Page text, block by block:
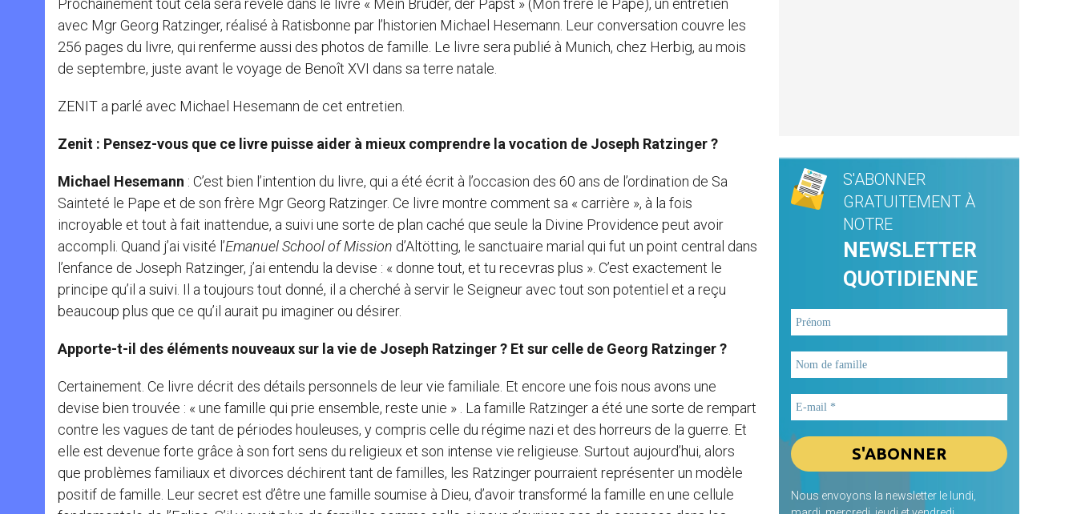
Prochainement tout cela sera révélé dans le livre « Mein Bruder, der Papst » (Mon frère le Pape), un entretien
avec Mgr Georg Ratzinger, réalisé à Ratisbonne par l’historien Michael Hesemann. Leur conversation couvre les
256 pages du livre, qui renferme aussi des photos de famille. Le livre sera publié à Munich, chez Herbig, au mois
de septembre, juste avant le voyage de Benoît XVI dans sa terre natale.
ZENIT a parlé avec Michael Hesemann de cet entretien.
Zenit : Pensez-vous que ce livre puisse aider à mieux comprendre la vocation de Joseph Ratzinger ?
Michael Hesemann : C’est bien l’intention du livre, qui a été écrit à l’occasion des 60 ans de l’ordination de Sa
Sainteté le Pape et de son frère Mgr Georg Ratzinger. Ce livre montre comment sa « carrière », à la fois
incroyable et tout à fait inattendue, a suivi une sorte de plan caché que seule la Divine Providence peut avoir
accompli. Quand j’ai visité l’Emanuel School of Mission d’Altötting, le sanctuaire marial qui fut un point central dans
l’enfance de Joseph Ratzinger, j’ai entendu la devise : « donne tout, et tu recevras plus ». C’est exactement le
principe qu’il a suivi. Il a toujours tout donné, il a cherché à servir le Seigneur avec tout son potentiel et a reçu
beaucoup plus que ce qu’il aurait pu imaginer ou désirer.
Apporte-t-il des éléments nouveaux sur la vie de Joseph Ratzinger ? Et sur celle de Georg Ratzinger ?
Certainement. Ce livre décrit des détails personnels de leur vie familiale. Et encore une fois nous avons une
devise bien trouvée : « une famille qui prie ensemble, reste unie » . La famille Ratzinger a été une sorte de rempart
contre les vagues de tant de périodes houleuses, y compris celle du régime nazi et des horreurs de la guerre. Et
elle est devenue forte grâce à son fort sens du religieux et son intense vie religieuse. Surtout aujourd’hui, alors
que problèmes familiaux et divorces déchirent tant de familles, les Ratzinger pourraient représenter un modèle
positif de famille. Leur secret est d’être une famille soumise à Dieu, d’avoir transformé la famille en une cellule
S'ABONNER
GRATUITEMENT À
NOTRE
NEWSLETTER
QUOTIDIENNE
Nous envoyons la newsletter le lundi,